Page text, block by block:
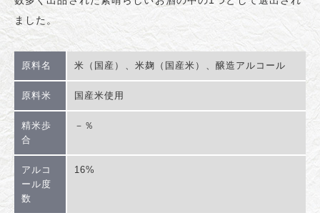
ました。
原料名 米（国産）、米麹（国産米）、醸造アルコール
原料米 国産米使用
精米歩
合
－％
アルコ
ール度
数
16%